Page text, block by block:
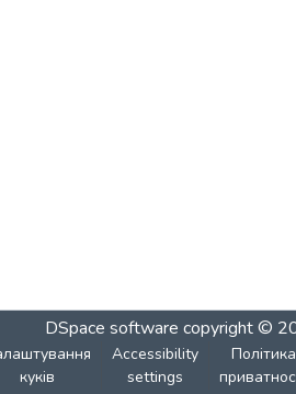
DSpace software copyright ©
куків
Accessibility
settings
Політика